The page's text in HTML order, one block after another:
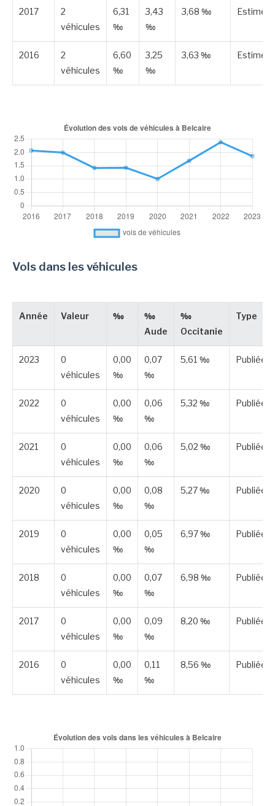
2017
2
véhicules
6,31
‰
3,43
‰
3,68 ‰ Estimée
2016
2
véhicules
6,60
‰
3,25
‰
3,63 ‰ Estimée
Vols dans les véhicules
Année Valeur ‰
‰
Aude
‰
Occitanie
Type
2023
0
véhicules
0,00
‰
0,07
‰
5,61 ‰ Publiée
2022
0
véhicules
0,00
‰
0,06
‰
5,32 ‰ Publiée
2021
0
véhicules
0,00
‰
0,06
‰
5,02 ‰ Publiée
2020
0
véhicules
0,00
‰
0,08
‰
5,27 ‰ Publiée
2019
0
véhicules
0,00
‰
0,05
‰
6,97 ‰ Publiée
2018
0
véhicules
0,00
‰
0,07
‰
6,98 ‰ Publiée
2017
0
véhicules
0,00
‰
0,09
‰
8,20 ‰ Publiée
2016
0
véhicules
0,00
‰
0,11
‰
8,56 ‰ Publiée